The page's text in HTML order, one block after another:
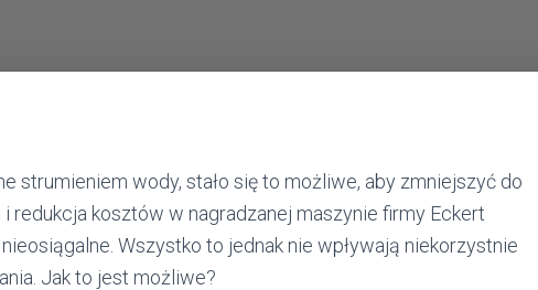
strumieniem wody, stało się to możliwe, aby zmniejszyć do
i redukcja kosztów w nagradzanej maszynie firmy Eckert
Wszystko to jednak nie wpływają niekorzystnie
Jak to jest możliwe?